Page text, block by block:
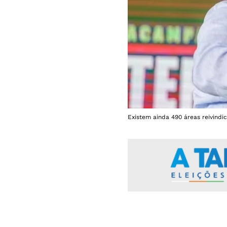
Existem ainda 490 áreas